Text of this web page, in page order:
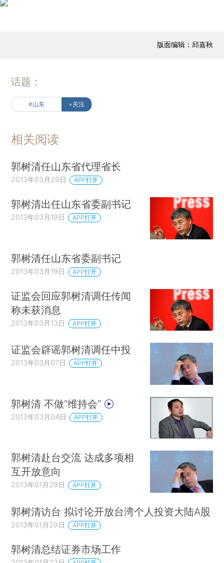
版面编辑：邱嘉秋
话题：
#山东 +关注
相关阅读
郭树清任山东省代理省长
2013年03月29日 APP打开
郭树清出任山东省委副书记
2013年03月19日 APP打开
郭树清任山东省委副书记
2013年03月19日 APP打开
证监会回应郭树清调任传闻
称未获消息
2013年03月13日 APP打开
证监会辟谣郭树清调任中投
2013年03月07日 APP打开
郭树清 不做“维持会”
2013年03月04日 APP打开
郭树清赴台交流 达成多项相
互开放意向
2013年01月29日 APP打开
郭树清访台 拟讨论开放台湾个人投资大陆A股
2013年01月29日 APP打开
郭树清总结证券市场工作